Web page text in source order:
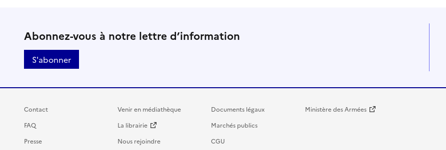
Abonnez-vous à notre lettre d’information
S'abonner
Contact
FAQ
Presse
Venir en médiathèque
La librairie
Nous rejoindre
Documents légaux
Marchés publics
CGU
Ministère des Armées